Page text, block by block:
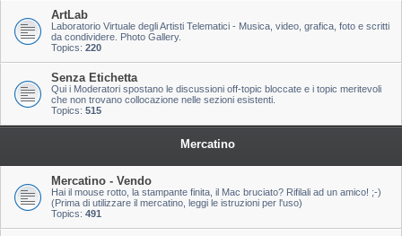
ArtLab
Laboratorio Virtuale degli Artisti Telematici - Musica, video, grafica, foto e scritti
da condividere. Photo Gallery.
Topics: 220
Senza Etichetta
Qui i Moderatori spostano le discussioni off-topic bloccate e i topic meritevoli
che non trovano collocazione nelle sezioni esistenti.
Topics: 515
Mercatino
Mercatino - Vendo
Hai il mouse rotto, la stampante finita, il Mac bruciato? Rifilali ad un amico! ;-)
(Prima di utilizzare il mercatino, leggi le istruzioni per l'uso)
Topics: 491